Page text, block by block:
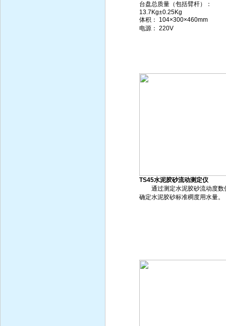
台盘总质量（包括臂杆）：
13.7Kg±0.25Kg
体积： 104×300×460mm
电源： 220V
TS45水泥胶砂流动测定仪
通过测定水泥胶砂流动度数
确定水泥胶砂标准稠度用水量。